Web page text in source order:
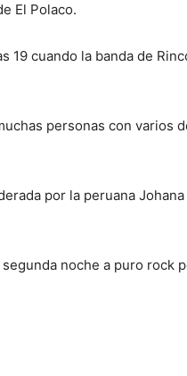
El Polaco.
19 cuando la banda de
personas con varios
por la peruana
noche a puro rock